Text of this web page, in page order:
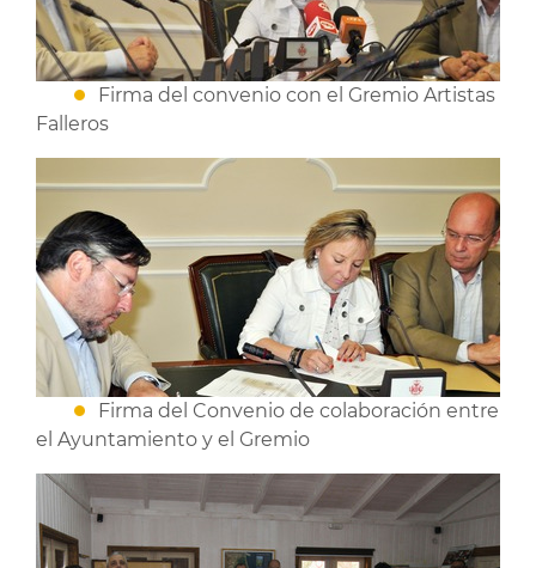
Firma del convenio con el Gremio Artistas
Falleros
Firma del Convenio de colaboración entre
el Ayuntamiento y el Gremio